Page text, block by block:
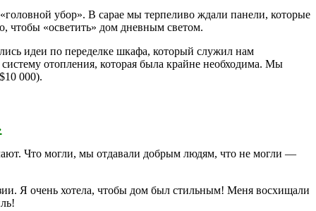
убор». В сарае мы терпеливо ждали панели, которые
чтобы «осветить» дом дневным светом.
идеи по переделке шкафа, который служил нам
отопления, которая была крайне необходима. Мы
000).
Что могли, мы отдавали добрым людям, что не могли —
Я очень хотела, чтобы дом был стильным! Меня восхищали